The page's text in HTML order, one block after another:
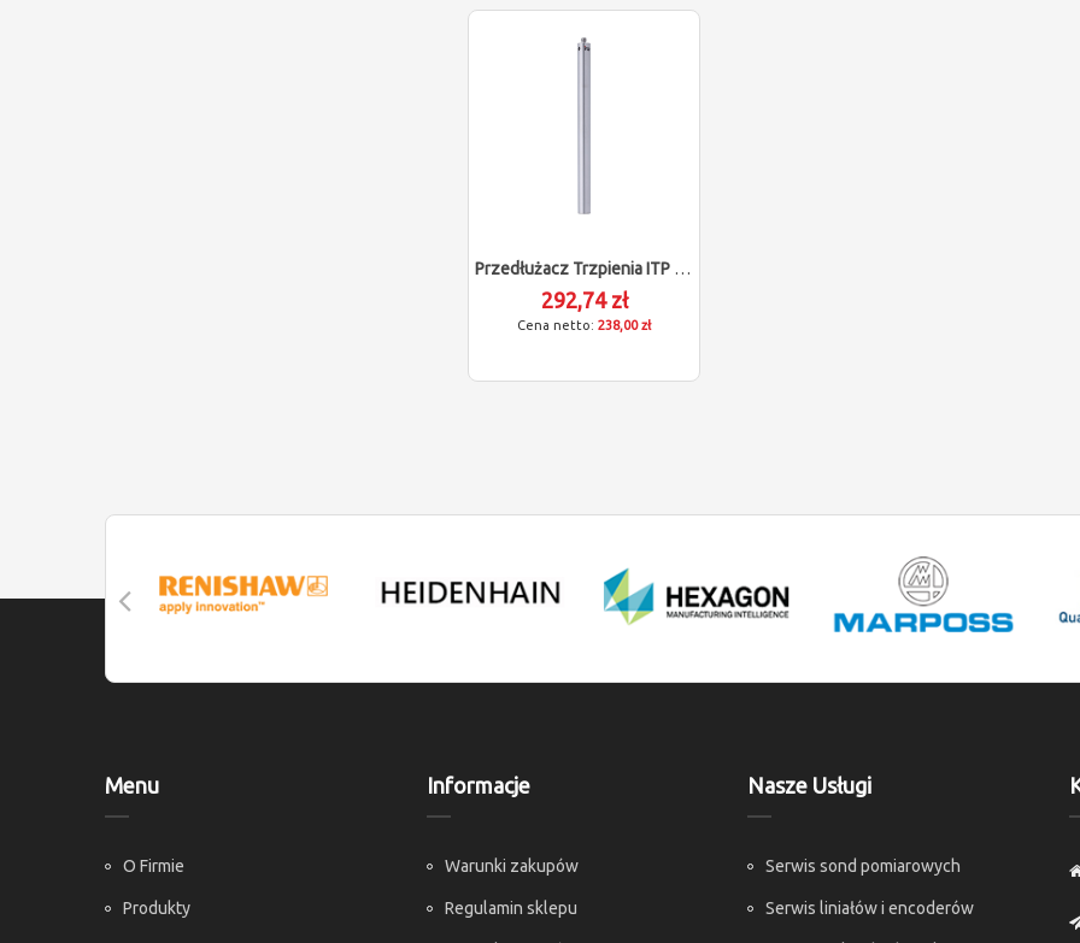
Przedłużacz Trzpienia ITP Dla Zeiss 602030-9065-000
292,74 zł
238,00 zł
Menu
O Firmie
Produkty
Informacje
Warunki zakupów
Regulamin sklepu
Nasze Usługi
Serwis sond pomiarowych
Serwis liniałów i encoderów